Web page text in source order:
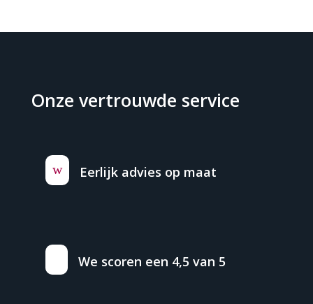
Onze vertrouwde service
w Eerlijk advies op maat
We scoren een 4,5 van 5